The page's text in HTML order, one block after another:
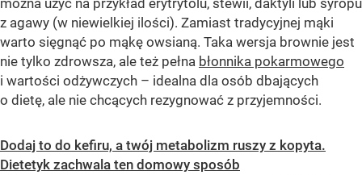
można użyć na przykład erytrytolu, stewii, daktyli lub syropu
z agawy (w niewielkiej ilości). Zamiast tradycyjnej mąki
warto sięgnąć po mąkę owsianą. Taka wersja brownie jest
nie tylko zdrowsza, ale też pełna błonnika pokarmowego
i wartości odżywczych – idealna dla osób dbających
o dietę, ale nie chcących rezygnować z przyjemności.
Dodaj to do kefiru, a twój metabolizm ruszy z kopyta.
Dietetyk zachwala ten domowy sposób